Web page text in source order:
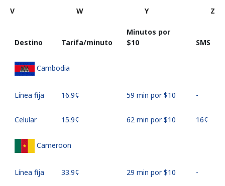
V
W Y Z
Destino Tarifa/minuto
Minutos por
⁦$10⁩
SMS
Cambodia
Línea fija ⁦16.9¢⁩ 59 min por ⁦$10⁩ -
Celular ⁦15.9¢⁩ 62 min por ⁦$10⁩ ⁦16¢⁩
Cameroon
Línea fija ⁦33.9¢⁩ 29 min por ⁦$10⁩ -